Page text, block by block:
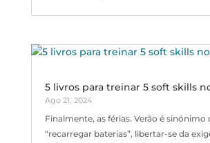
5 livros para treinar 5 soft skills
Ago 21, 2024
Finalmente, as férias. Verão é sinónimo
“recarregar baterias”, libertar-se da